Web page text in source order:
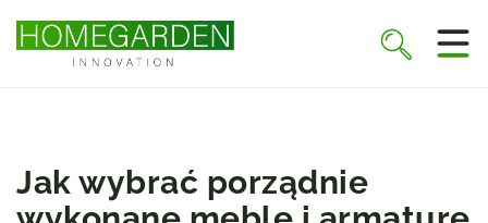
Jak wybrać porządnie